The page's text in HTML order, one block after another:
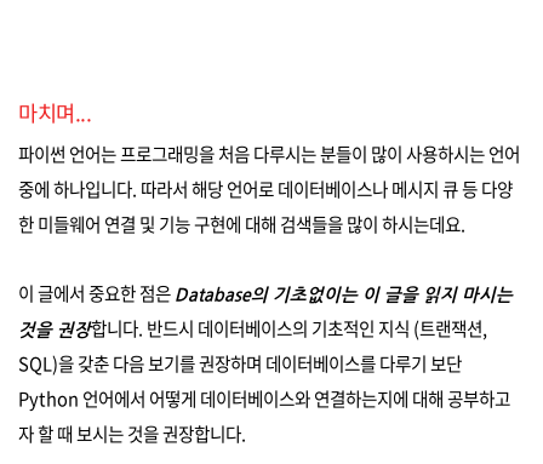
마치며...
파이썬 언어는 프로그래밍을 처음 다루시는 분들이 많이 사용하시는 언어
중에 하나입니다. 따라서 해당 언어로 데이터베이스나 메시지 큐 등 다양
한 미들웨어 연결 및 기능 구현에 대해 검색들을 많이 하시는데요.
이 글에서 중요한 점은 Database의 기초없이는 이 글을 읽지 마시는
것을 권장합니다. 반드시 데이터베이스의 기초적인 지식 (트랜잭션,
SQL)을 갖춘 다음 보기를 권장하며 데이터베이스를 다루기 보단
Python 언어에서 어떻게 데이터베이스와 연결하는지에 대해 공부하고
자 할 때 보시는 것을 권장합니다.